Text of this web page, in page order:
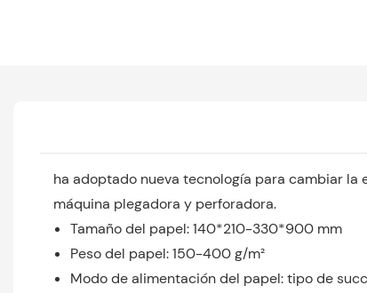
ha adoptado nueva tecnología para cambiar
máquina plegadora y perforadora.
Tamaño del papel: 140*210-330*900 mm
Peso del papel: 150-400 g/m²
Modo de alimentación del papel: tipo de